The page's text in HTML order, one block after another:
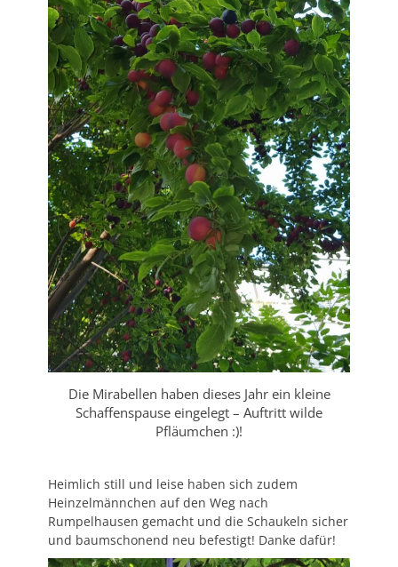
Die Mirabellen haben dieses Jahr ein kleine
Schaffenspause eingelegt – Auftritt wilde
Pfläumchen :)!
Heimlich still und leise haben sich zudem
Heinzelmännchen auf den Weg nach
Rumpelhausen gemacht und die Schaukeln sicher
und baumschonend neu befestigt! Danke dafür!